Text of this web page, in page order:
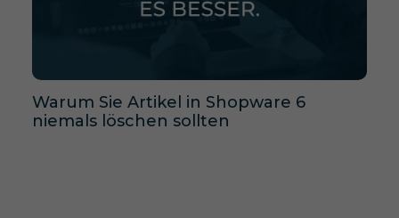
Warum Sie Artikel in Shopware 6
niemals löschen sollten